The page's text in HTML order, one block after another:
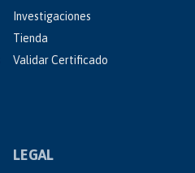
Investigaciones
Tienda
Validar Certificado
LEGAL